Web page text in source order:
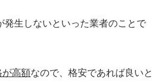
発生しないといった業者のことで
が高額なので、格安であれば良いと